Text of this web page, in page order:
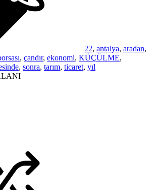
22, antalya, aradan,
, çandır, ekonomi, KÜÇÜLME,
, sonra, tarım, ticaret, yıl